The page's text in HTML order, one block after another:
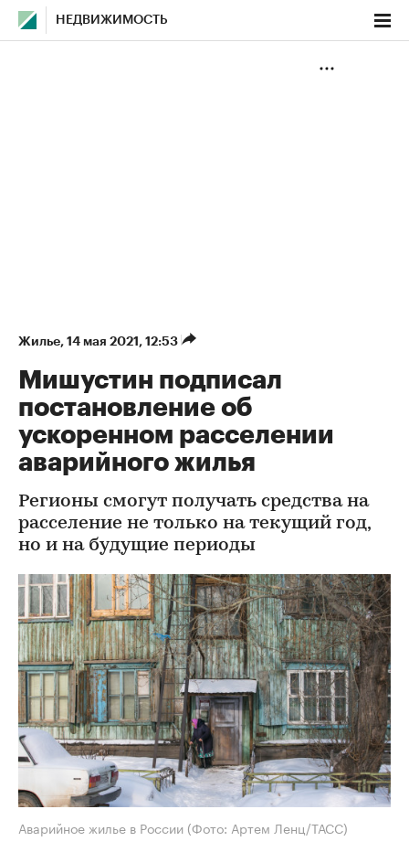
НЕДВИЖИМОСТЬ
Жилье⁠, 14 мая 2021, 12:53
Мишустин подписал
постановление об
ускоренном расселении
аварийного жилья
Регионы смогут получать средства на
расселение не только на текущий год,
но и на будущие периоды
Аварийное жилье в России (Фото: Артем Ленц/ТАСС)